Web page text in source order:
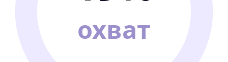
охват